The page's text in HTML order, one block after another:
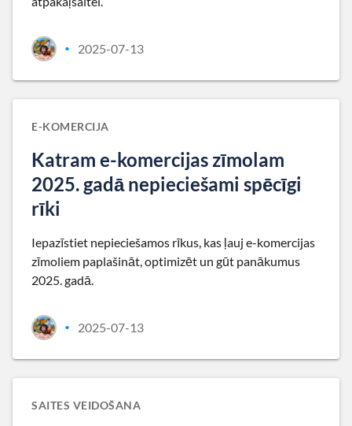
• 2025-07-13
E-KOMERCIJA
Katram e-komercijas zīmolam
2025. gadā nepieciešami spēcīgi
rīki
Iepazīstiet nepieciešamos rīkus, kas ļauj e-komercijas
zīmoliem paplašināt, optimizēt un gūt panākumus
2025. gadā.
• 2025-07-13
SAITES VEIDOŠANA